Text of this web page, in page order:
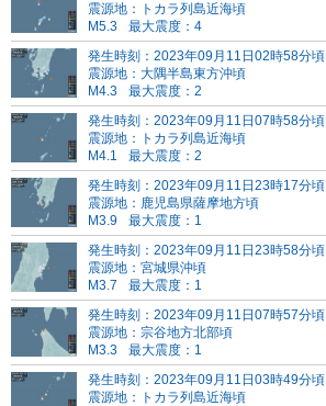
震源地：トカラ列島近海頃
M5.3
最大震度：4
発生時刻：2023年09月11日02時58分頃
震源地：大隅半島東方沖頃
M4.3
最大震度：2
発生時刻：2023年09月11日07時58分頃
震源地：トカラ列島近海頃
M4.1
最大震度：2
発生時刻：2023年09月11日23時17分頃
震源地：鹿児島県薩摩地方頃
M3.9
最大震度：1
発生時刻：2023年09月11日23時58分頃
震源地：宮城県沖頃
M3.7
最大震度：1
発生時刻：2023年09月11日07時57分頃
震源地：宗谷地方北部頃
M3.3
最大震度：1
発生時刻：2023年09月11日03時49分頃
震源地：トカラ列島近海頃